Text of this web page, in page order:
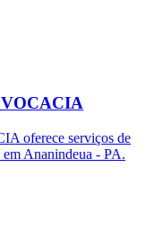
oferece serviços de
Ananindeua - PA.